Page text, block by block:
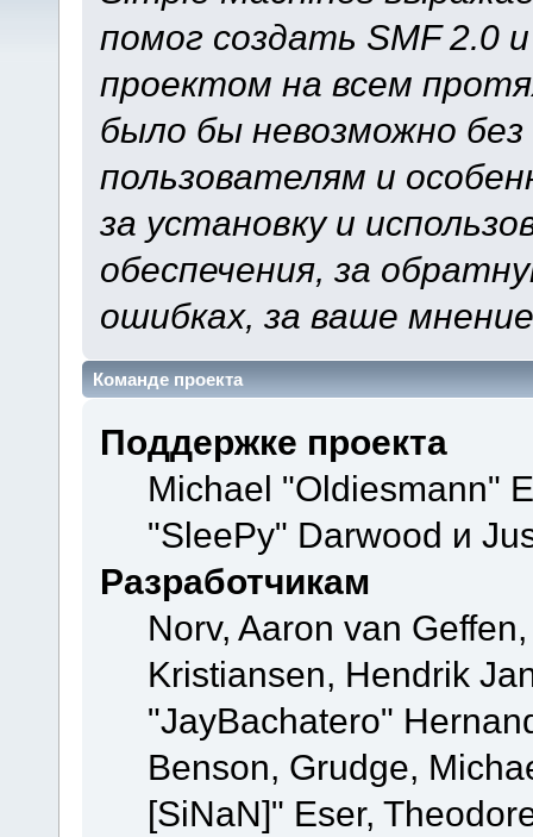
помог создать SMF 2.0
проектом на всем
было бы невозможно
пользователям и
за установку и
обеспечения, за
ошибках, за ваше
Команде проекта
Поддержке проекта
Michael "Oldiesmann"
"SleePy" Darwood и
Разработчикам
Norv, Aaron van
Kristiansen, Hendrik
"JayBachatero"
Benson, Grudge,
[SiNaN]" Eser,